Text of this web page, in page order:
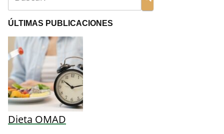
ÚLTIMAS PUBLICACIONES
Dieta OMAD